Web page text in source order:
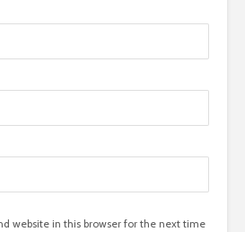
website in this browser for the next time